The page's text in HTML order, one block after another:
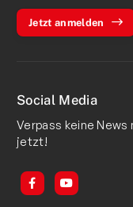
Jetzt anmelden
Social Media
Verpass keine News
jetzt!